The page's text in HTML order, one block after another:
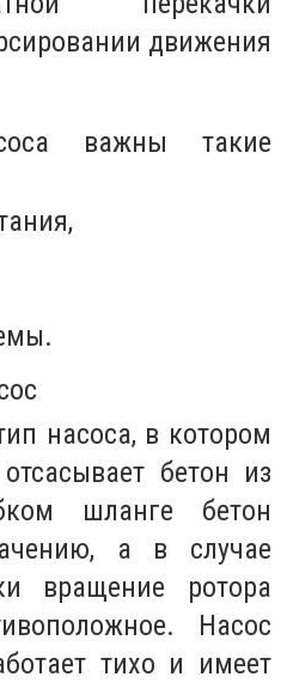
движения
важны такие
насоса, в котором
бетон из
шланге бетон
а в случае
вращение ротора
Насос
тихо и имеет